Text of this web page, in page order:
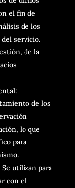
el fin de
de los
del servicio.
de la
de los
lo que
para
utilizan para
con el